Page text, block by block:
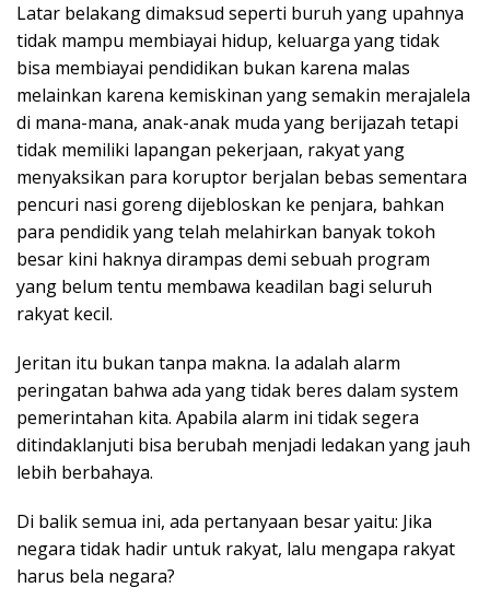
Latar belakang dimaksud seperti buruh yang upahnya
tidak mampu membiayai hidup, keluarga yang tidak
bisa membiayai pendidikan bukan karena malas
melainkan karena kemiskinan yang semakin merajalela
di mana-mana, anak-anak muda yang berijazah tetapi
tidak memiliki lapangan pekerjaan, rakyat yang
menyaksikan para koruptor berjalan bebas sementara
pencuri nasi goreng dijebloskan ke penjara, bahkan
para pendidik yang telah melahirkan banyak tokoh
besar kini haknya dirampas demi sebuah program
yang belum tentu membawa keadilan bagi seluruh
rakyat kecil.
Jeritan itu bukan tanpa makna. Ia adalah alarm
peringatan bahwa ada yang tidak beres dalam system
pemerintahan kita. Apabila alarm ini tidak segera
ditindaklanjuti bisa berubah menjadi ledakan yang jauh
lebih berbahaya.
Di balik semua ini, ada pertanyaan besar yaitu: Jika
negara tidak hadir untuk rakyat, lalu mengapa rakyat
harus bela negara?